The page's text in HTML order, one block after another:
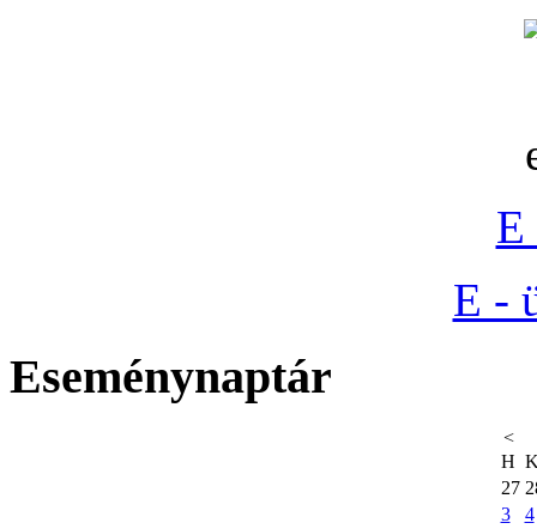
E
E -
Eseménynaptár
<
H
27
3
4